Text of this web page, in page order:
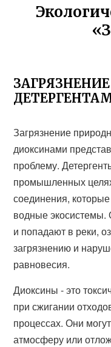
Загрязнение
диоксинами
проблему.
промышленных
соединения,
водные
и попадают в реки,
загрязнению и
равновесия.
Диоксины - это
при сжигании
процессах. Они
атмосферу или